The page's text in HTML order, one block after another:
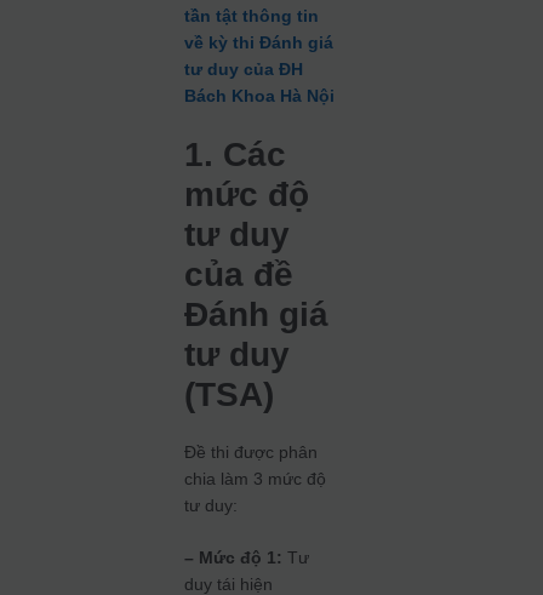
tần tật thông tin
về kỳ thi Đánh giá
tư duy của ĐH
Bách Khoa Hà Nội
1. Các
mức độ
tư duy
của đề
Đánh giá
tư duy
(TSA)
Đề thi được phân
chia làm 3 mức độ
tư duy:
– Mức độ 1: Tư
duy tái hiện